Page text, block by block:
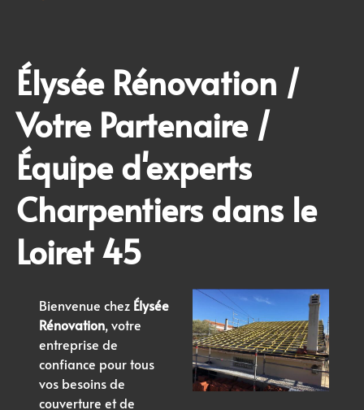
Élysée Rénovation /
Votre Partenaire /
Équipe d'experts
Charpentiers dans le
Loiret 45
Bienvenue chez Élysée
Rénovation, votre
entreprise de
confiance pour tous
vos besoins de
couverture et de